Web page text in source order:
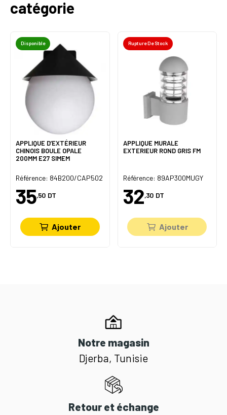
catégorie
Disponible
APPLIQUE D’EXTÉRIEUR
CHINOIS BOULE OPALE
200MM E27 SIMEM
Référence: 84B200/CAP502
35,50 DT
Ajouter
Rupture De Stock
APPLIQUE MURALE
EXTERIEUR ROND GRIS FM
Référence: 89AP300MUGY
32,30 DT
Ajouter
Notre magasin
Djerba, Tunisie
Retour et échange